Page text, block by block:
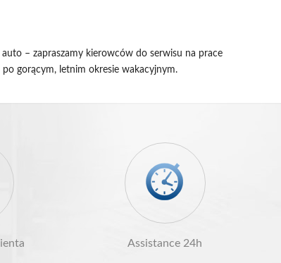
kół
auto – zapraszamy kierowców do serwisu na prace
po gorącym, letnim okresie wakacyjnym.
Assistance 24h